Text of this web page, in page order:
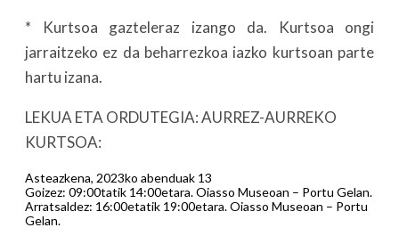
* Kurtsoa gazteleraz izango da. Kurtsoa ongi
jarraitzeko ez da beharrezkoa iazko kurtsoan parte
hartu izana.
LEKUA ETA ORDUTEGIA: AURREZ-AURREKO
KURTSOA:
Asteazkena, 2023ko abenduak 13
Goizez: 09:00tatik 14:00etara. Oiasso Museoan – Portu Gelan.
Arratsaldez: 16:00etatik 19:00etara. Oiasso Museoan – Portu
Gelan.